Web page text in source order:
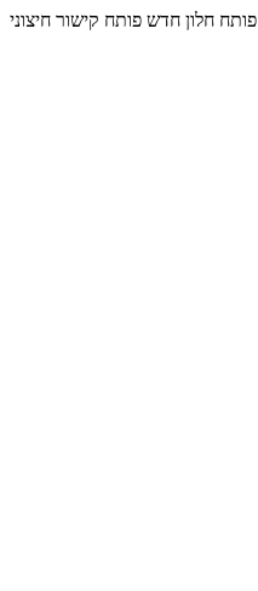
פותח חלון חדש פותח קישור חיצוני